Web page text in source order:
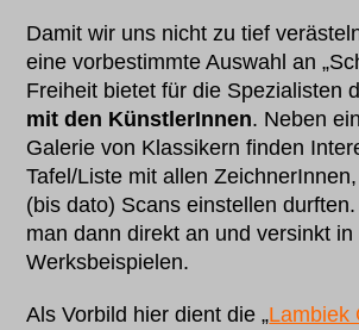
Damit wir uns nicht zu tief
eine vorbestimmte Auswahl an
Freiheit bietet für die Spezialisten
mit den KünstlerInnen. Neben
Galerie von Klassikern finden
Tafel/Liste mit allen
(bis dato) Scans einstellen
man dann direkt an und versinkt in
Werksbeispielen.
Als Vorbild hier dient die „Lambiek